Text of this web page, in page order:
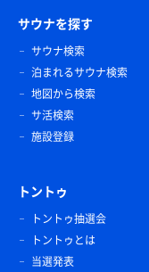
サウナを探す
サウナ検索
泊まれるサウナ検索
地図から検索
サ活検索
施設登録
トントゥ
トントゥ抽選会
トントゥとは
当選発表